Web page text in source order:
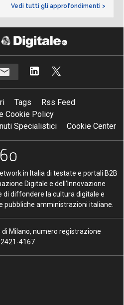
Vedi tutti gli approfondimenti >
Tags
Rss Feed
Cookie Policy
Specialistici
Cookie Center
in Italia di testate e portali B2B
Digitale e dell’Innovazione
di diffondere la cultura digitale e
pubbliche amministrazioni italiane.
Milano, numero registrazione
4167